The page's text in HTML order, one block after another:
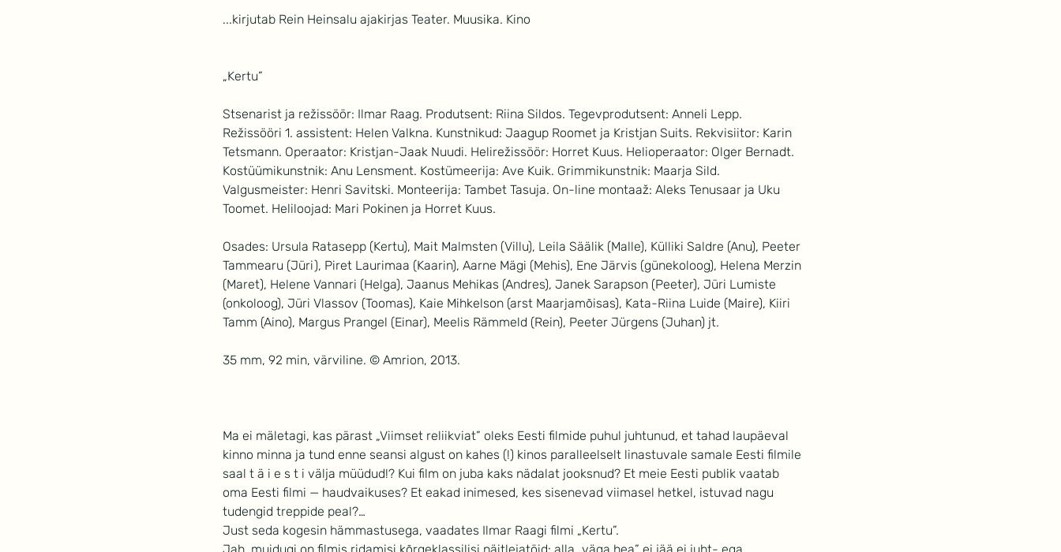
...kirjutab Rein Heinsalu ajakirjas Teater. Muusika. Kino
„Kertu”
Stsenarist ja režissöör: Ilmar Raag. Produtsent: Riina Sildos. Tegevprodutsent: Anneli Lepp.
Režissööri 1. assistent: Helen Valkna. Kunstnikud: Jaagup Roomet ja Kristjan Suits. Rekvisiitor: Karin
Tetsmann. Operaator: Kristjan-Jaak Nuudi. Helirežissöör: Horret Kuus. Helioperaator: Olger Bernadt.
Kostüümikunstnik: Anu Lensment. Kostümeerija: Ave Kuik. Grimmikunstnik: Maarja Sild.
Valgusmeister: Henri Savitski. Monteerija: Tambet Tasuja. On-line montaaž: Aleks Tenusaar ja Uku
Toomet. Heliloojad: Mari Pokinen ja Horret Kuus.
Osades: Ursula Ratasepp (Kertu), Mait Malmsten (Villu), Leila Säälik (Malle), Külliki Saldre (Anu), Peeter
Tammearu (Jüri), Piret Laurimaa (Kaarin), Aarne Mägi (Mehis), Ene Järvis (günekoloog), Helena Merzin
(Maret), Helene Vannari (Helga), Jaanus Mehikas (Andres), Janek Sarapson (Peeter), Jüri Lumiste
(onkoloog), Jüri Vlassov (Toomas), Kaie Mihkelson (arst Maarjamõisas), Kata-Riina Luide (Maire), Kiiri
Tamm (Aino), Margus Prangel (Einar), Meelis Rämmeld (Rein), Peeter Jürgens (Juhan) jt.
35 mm, 92 min, värviline. © Amrion, 2013.
Ma ei mäletagi, kas pärast „Viimset reliikviat” oleks Eesti filmide puhul juhtunud, et tahad laupäeval
kinno minna ja tund enne seansi algust on kahes (!) kinos paralleelselt linastuvale samale Eesti filmile
saal t ä i e s t i välja müüdud!? Kui film on juba kaks nädalat jooksnud? Et meie Eesti publik vaatab
oma Eesti filmi — haudvaikuses? Et eakad inimesed, kes sisenevad viimasel hetkel, istuvad nagu
tudengid treppide peal?…
Just seda kogesin hämmastusega, vaadates Ilmar Raagi filmi „Kertu”.